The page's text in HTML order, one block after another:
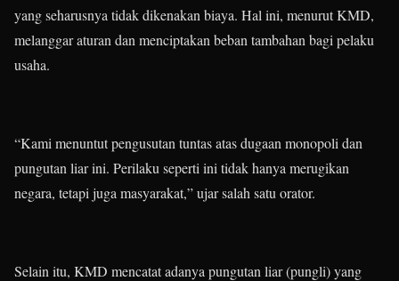
yang seharusnya tidak dikenakan biaya. Hal ini, menurut KMD,
melanggar aturan dan menciptakan beban tambahan bagi pelaku
usaha.
“Kami menuntut pengusutan tuntas atas dugaan monopoli dan
pungutan liar ini. Perilaku seperti ini tidak hanya merugikan
negara, tetapi juga masyarakat,” ujar salah satu orator.
Selain itu, KMD mencatat adanya pungutan liar (pungli) yang